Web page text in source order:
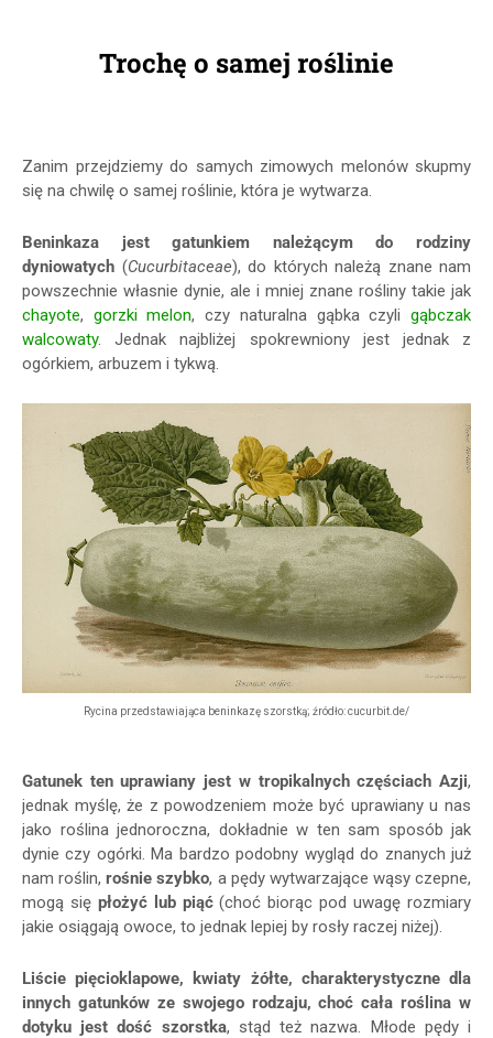
Trochę o samej roślinie
Zanim przejdziemy do samych zimowych melonów skupmy
się na chwilę o samej roślinie, która je wytwarza.
Beninkaza jest gatunkiem należącym do rodziny
dyniowatych (Cucurbitaceae), do których należą znane nam
powszechnie własnie dynie, ale i mniej znane rośliny takie jak
chayote, gorzki melon, czy naturalna gąbka czyligąbczak
walcowaty. Jednak najbliżej spokrewniony jest jednak z
ogórkiem, arbuzem i tykwą.
Rycina przedstawiająca beninkazę szorstką; źródło: cucurbit.de/
Gatunek ten uprawiany jest w tropikalnych częściach Azji,
jednak myślę, że z powodzeniem może być uprawiany u nas
jako roślina jednoroczna, dokładnie w ten sam sposób jak
dynie czy ogórki. Ma bardzo podobny wygląd do znanych już
nam roślin,rośnie szybko, a pędy wytwarzające wąsy czepne,
mogą się płożyć lub piąć(choć biorąc pod uwagę rozmiary
jakie osiągają owoce, to jednak lepiej by rosły raczej niżej).
Liście pięcioklapowe, kwiaty żółte, charakterystyczne dla
innych gatunków ze swojego rodzaju, choć cała roślina w
dotyku jest dość szorstka, stąd też nazwa. Młode pędy i